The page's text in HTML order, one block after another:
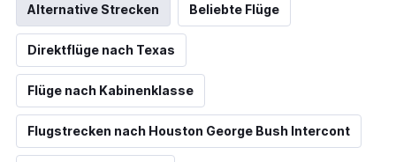
Alternative Strecken Beliebte Flüge
Direktflüge nach Texas
Flüge nach Kabinenklasse
Flugstrecken nach Houston George Bush Intercont